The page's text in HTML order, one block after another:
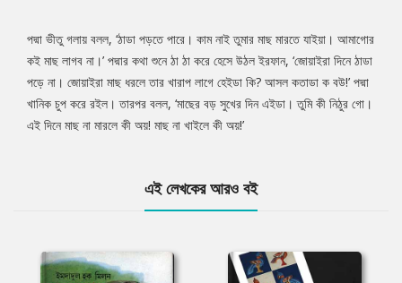
Tab
Article
পদ্মা ভীতু গলায় বলল, ‘ঠাডা পড়তে পারে। কাম নাই তুমার মাছ মারতে যাইয়া। আমাগোর
কই মাছ লাগব না।’ পদ্মার কথা শুনে ঠা ঠা করে হেসে উঠল ইরফান, ‘জোয়াইরা দিনে ঠাডা
পড়ে না। জোয়াইরা মাছ ধরলে তার খারাপ লাগে হেইডা কি? আসল কতাডা ক বউ!’ পদ্মা
খানিক চুপ করে রইল। তারপর বলল, ‘মাছের বড় সুখের দিন এইডা। তুমি কী নিঠুর গো।
এই দিনে মাছ না মারলে কী অয়! মাছ না খাইলে কী অয়!’
এই লেখকের আরও বই